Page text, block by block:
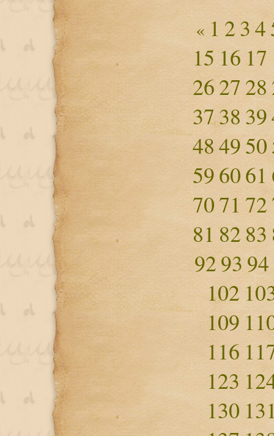
« 1 234
15 16 17
2627 28
3738 39
484950
596061
707172
81 82 83
9293 94
102
109
116
123
130